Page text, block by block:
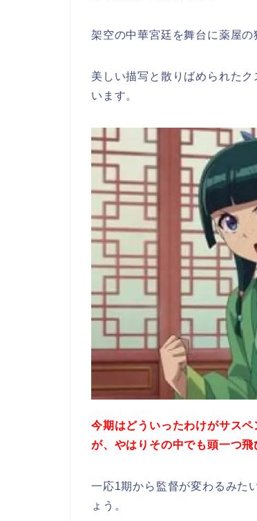
架空の中華宮廷を舞台に薬屋
美しい描写と散りばめられた
います。
今期はどういったわけがサス
が、やはりその中でも頭一つ飛
一応1期から監督が変わるみた
ょう。